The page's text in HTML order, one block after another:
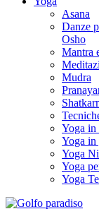
Asana
Danze
Osho
Mantra
Mudra
Yoga in
Yoga in
Yoga
Yoga
Yoga